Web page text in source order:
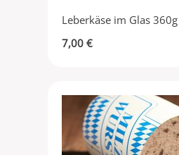
Leberkäse im Glas 360g
7,00 €